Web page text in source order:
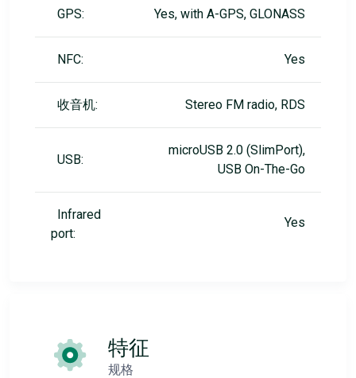
GPS: Yes, with A-GPS, GLONASS
NFC: Yes
收音机: Stereo FM radio, RDS
USB:
microUSB 2.0 (SlimPort),
USB On-The-Go
Infrared
port:
Yes
特征
规格